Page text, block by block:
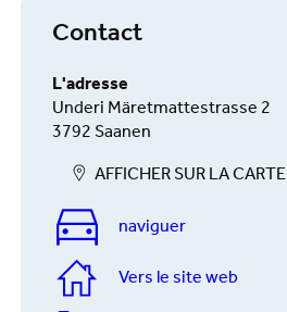
Contact
L'adresse
Underi Märetmattestrasse 2
3792 Saanen
AFFICHER SUR LA CARTE
naviguer
Vers le site web